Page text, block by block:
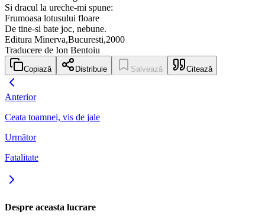
Si dracul la ureche-mi spune:
Frumoasa lotusului floare
De tine-si bate joc, nebune.
Editura Minerva,Bucuresti,2000
Traducere de Ion Bentoiu
Copiază Distribuie Salvează Citează
Anterior
Ceata toamnei, vis de jale
Următor
Fatalitate
Despre aceasta lucrare